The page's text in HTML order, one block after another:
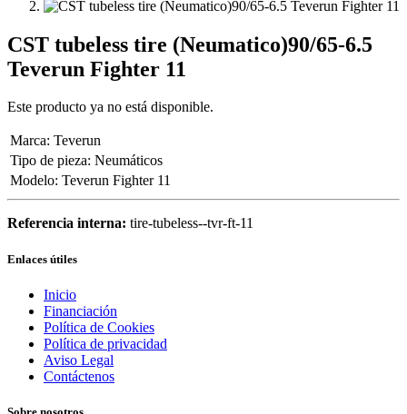
CST tubeless tire (Neumatico)90/65-6.5
Teverun Fighter 11
Este producto ya no está disponible.
Marca: Teverun
Tipo de pieza: Neumáticos
Modelo: Teverun Fighter 11
Referencia interna: tire-tubeless--tvr-ft-11
Enlaces útiles
Inicio
Financiación
Política de Cookies
Política de privacidad
Aviso Legal
Contáctenos